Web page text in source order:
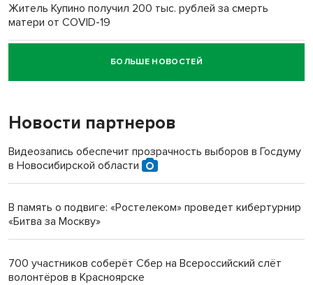
Житель Купино получил 200 тыс. рублей за смерть
матери от COVID-19
Новосибирский суд наказал водителя за смерть
пенсионерки на вокзале
БОЛЬШЕ НОВОСТЕЙ
Новости партнеров
Видеозапись обеспечит прозрачность выборов в Госдуму
в Новосибирской области
В память о подвиге: «Ростелеком» проведет кибертурнир
«Битва за Москву»
700 участников соберёт Сбер на Всероссийский слёт
волонтёров в Красноярске